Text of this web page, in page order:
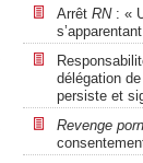
Arrêt RN: «
délégation
persiste et
Revenge porn